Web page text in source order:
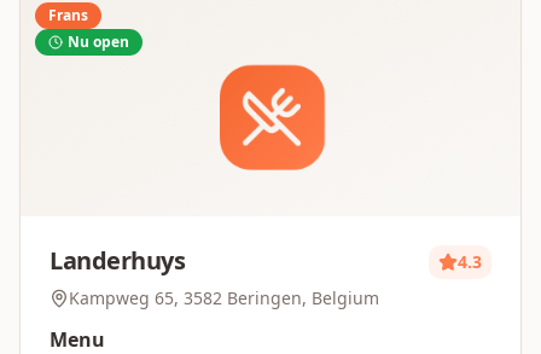
Frans
Nu open
Landerhuys
4.3
Kampweg 65, 3582 Beringen, Belgium
Menu